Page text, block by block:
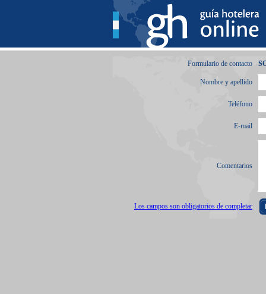
Formulario de contacto
Nombre y apellido
Teléfono
E-mail
Comentarios
Los campos son obligatorios de completar